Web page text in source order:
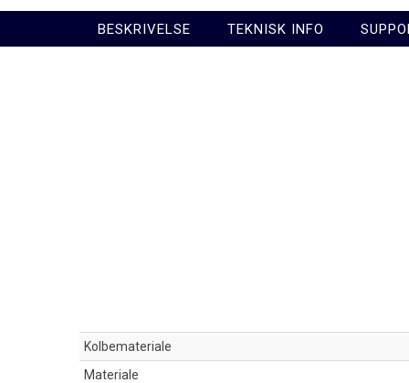
BESKRIVELSE TEKNISK INFO
Kolbemateriale
Materiale